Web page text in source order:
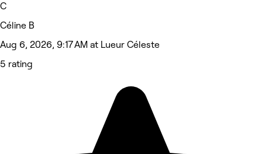
C
Céline B
Aug 6, 2026, 9:17 AM at Lueur Céleste
5 rating